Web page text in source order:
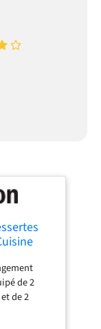
Grand
de 2
de 2